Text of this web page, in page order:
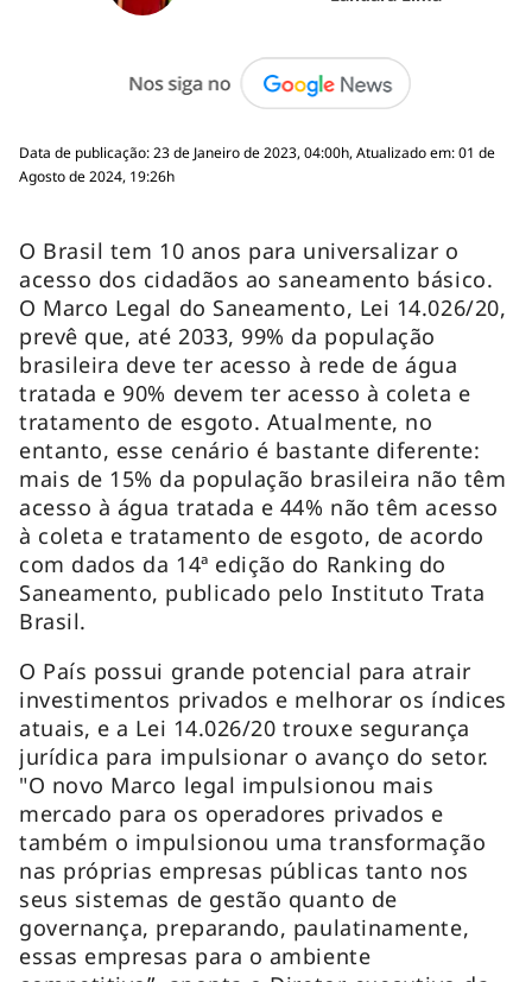
Data de publicação: 23 de Janeiro de 2023, 04:00h, Atualizado em: 01 de
Agosto de 2024, 19:26h
O Brasil tem 10 anos para universalizar o
acesso dos cidadãos ao saneamento básico.
O Marco Legal do Saneamento, Lei 14.026/20,
prevê que, até 2033, 99% da população
brasileira deve ter acesso à rede de água
tratada e 90% devem ter acesso à coleta e
tratamento de esgoto. Atualmente, no
entanto, esse cenário é bastante diferente:
mais de 15% da população brasileira não têm
acesso à água tratada e 44% não têm acesso
à coleta e tratamento de esgoto, de acordo
com dados da 14ª edição do Ranking do
Saneamento, publicado pelo Instituto Trata
Brasil.
O País possui grande potencial para atrair
investimentos privados e melhorar os índices
atuais, e a Lei 14.026/20 trouxe segurança
jurídica para impulsionar o avanço do setor.
"O novo Marco legal impulsionou mais
mercado para os operadores privados e
também o impulsionou uma transformação
nas próprias empresas públicas tanto nos
seus sistemas de gestão quanto de
governança, preparando, paulatinamente,
essas empresas para o ambiente